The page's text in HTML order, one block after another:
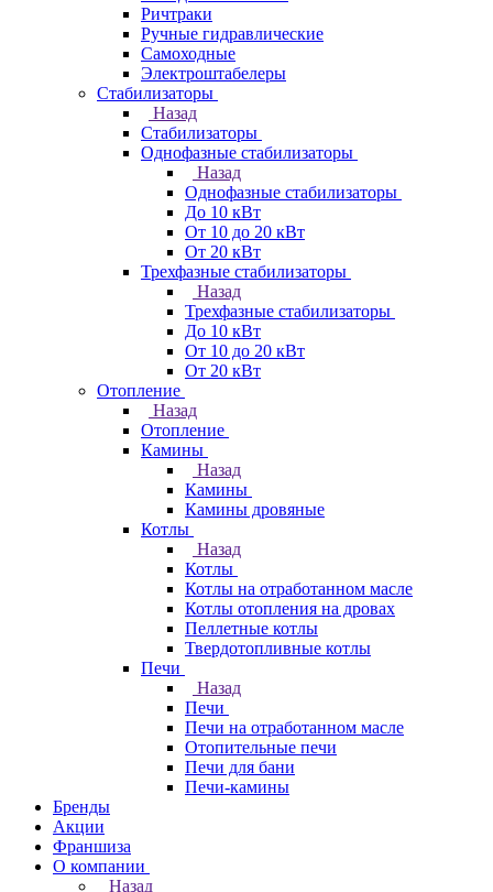
Ричтраки
Ручные гидравлические
Самоходные
Электроштабелеры
Стабилизаторы
Назад
Стабилизаторы
Однофазные стабилизаторы
Назад
Однофазные стабилизаторы
До 10 кВт
От 10 до 20 кВт
От 20 кВт
Трехфазные стабилизаторы
Назад
Трехфазные стабилизаторы
До 10 кВт
От 10 до 20 кВт
От 20 кВт
Отопление
Назад
Отопление
Камины
Назад
Камины
Камины дровяные
Котлы
Назад
Котлы
Котлы на отработанном масле
Котлы отопления на дровах
Пеллетные котлы
Твердотопливные котлы
Печи
Назад
Печи
Печи на отработанном масле
Отопительные печи
Печи для бани
Печи-камины
Бренды
Акции
Франшиза
О компании
Назад